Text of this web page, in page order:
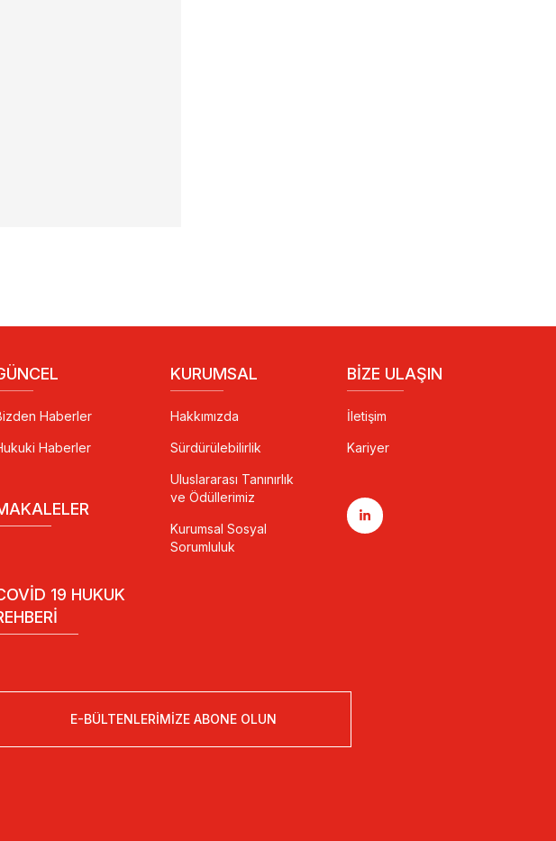
Haberler
Haberler
19 HUKUK
KURUMSAL
Hakkımızda
Sürdürülebilirlik
Uluslararası Tanınırlık
ve Ödüllerimiz
Kurumsal Sosyal
Sorumluluk
BIZE ULAŞIN
İletişim
Kariyer
E-BÜLTENLERIMIZE ABONE OLUN